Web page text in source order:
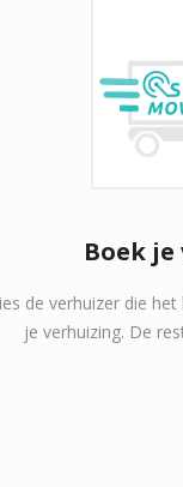
Boek
de verhuizer die
je verhuizing. De